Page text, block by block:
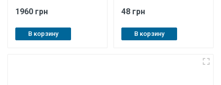
1960 грн
В корзину
48 грн
В корзину